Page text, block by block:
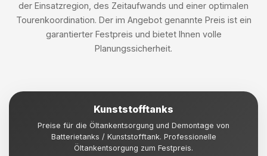
der Einsatzregion, des Zeitaufwands und einer optimalen
Tourenkoordination. Der im Angebot genannte Preis ist ein
garantierter Festpreis und bietet Ihnen volle
Planungssicherheit.
Kunststofftanks
Preise für die Öltankentsorgung und Demontage von
Batterietanks / Kunststofftank. Professionelle
Öltankentsorgung zum Festpreis.